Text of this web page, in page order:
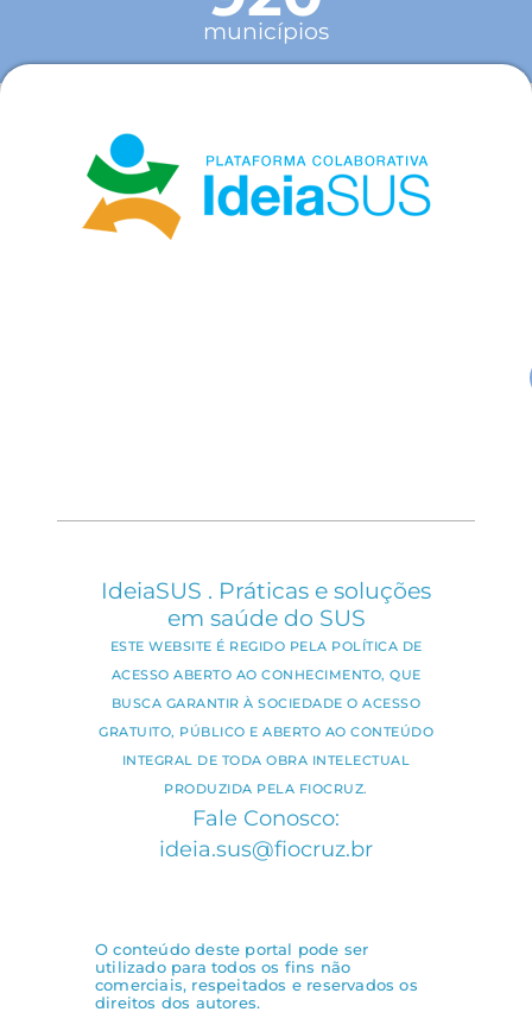
municípios
IdeiaSUS . Práticas e soluções
em saúde do SUS
ESTE WEBSITE É REGIDO PELA POLÍTICA DE
ACESSO ABERTO AO CONHECIMENTO, QUE
BUSCA GARANTIR À SOCIEDADE O ACESSO
GRATUITO, PÚBLICO E ABERTO AO CONTEÚDO
INTEGRAL DE TODA OBRA INTELECTUAL
PRODUZIDA PELA FIOCRUZ.
Fale Conosco:
ideia.sus@fiocruz.br
O conteúdo deste portal pode ser
utilizado para todos os fins não
comerciais, respeitados e reservados os
direitos dos autores.